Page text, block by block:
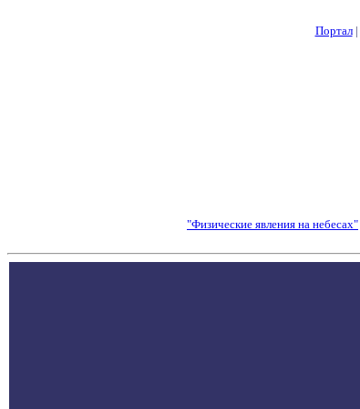
Портал|
"Физические явления на небесах"